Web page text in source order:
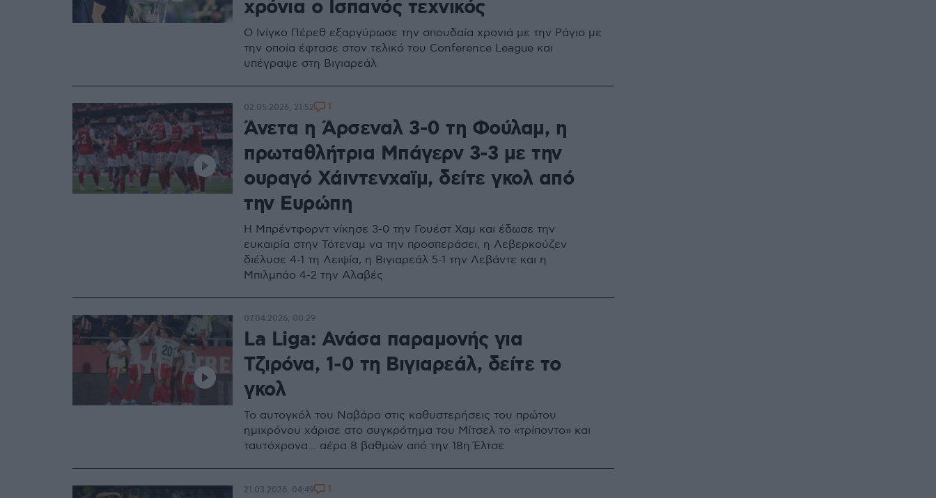
χρόνια ο Ισπανός τεχνικός
Ο Ινίγκο Πέρεθ εξαργύρωσε την σπουδαία χρονιά με την Ράγιο με
την οποία έφτασε στον τελικό του Conference League και
υπέγραψε στη Βιγιαρεάλ
Άνετα η Άρσεναλ 3-0 τη Φούλαμ, η
πρωταθλήτρια Μπάγερν 3-3 με την
ουραγό Χάιντενχαϊμ, δείτε γκολ από
την Ευρώπη
Η Μπρέντφορντ νίκησε 3-0 την Γουέστ Χαμ και έδωσε την
ευκαιρία στην Τότεναμ να την προσπεράσει, η Λεβερκούζεν
διέλυσε 4-1 τη Λειψία, η Βιγιαρεάλ 5-1 την Λεβάντε και η
Μπιλμπάο 4-2 την Αλαβές
02.05.2026, 21:52 1
La Liga: Ανάσα παραμονής για
Τζιρόνα, 1-0 τη Βιγιαρεάλ, δείτε το
γκολ
Το αυτογκόλ του Ναβάρο στις καθυστερήσεις του πρώτου
ημιχρόνου χάρισε στο συγκρότημα του Μίτσελ το «τρίποντο» και
ταυτόχρονα... αέρα 8 βαθμών από την 18η Έλτσε
07.04.2026, 00:29
21.03.2026, 04:49 1